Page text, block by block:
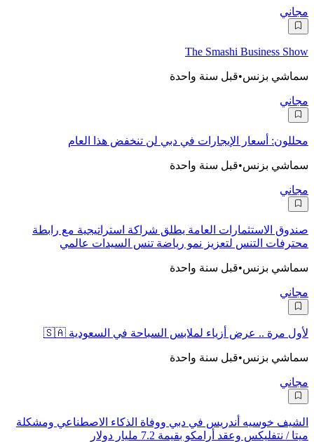
مجاني
The Smashi Business Show
سماشي بزنس•قبل سنة واحدة
مجاني
محللون: أسعار الإيجارات في دبي لن تنخفض هذا العام
سماشي بزنس•قبل سنة واحدة
مجاني
صندوق الاستثمارات العامة يطلق شراكة استراتيجية مع رابطة
محترفات التنس لتعزيز نمو رياضة تنس السيدات عالمي
سماشي بزنس•قبل سنة واحدة
مجاني
لأول مرة .. عرض أزياء لملابس السباحة في السعودية 🇸🇦
سماشي بزنس•قبل سنة واحدة
مجاني
الشيف خوسيه أندريس في دبي ووفاة الذكاء الاصطناعي ومشكلة
ميتا / نتفليكس وعقد أرامكو بقيمة 7.2 مليار دولار